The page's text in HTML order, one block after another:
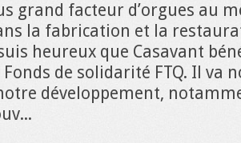
grand facteur d’orgues au
la fabrication et la
heureux que Casavant
de solidarité FTQ. Il va
développement,